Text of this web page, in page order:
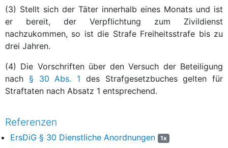
(3) Stellt sich der Täter innerhalb eines Monats und ist
er bereit, der Verpflichtung zum Zivildienst
nachzukommen, so ist die Strafe Freiheitsstrafe bis zu
drei Jahren.
(4) Die Vorschriften über den Versuch der Beteiligung
nach § 30 Abs. 1 des Strafgesetzbuches gelten für
Straftaten nach Absatz 1 entsprechend.
Referenzen
ErsDiG § 30 Dienstliche Anordnungen 1x